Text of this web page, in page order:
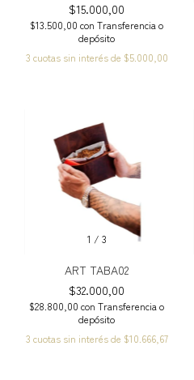
$15.000,00
$13.500,00 con Transferencia o
depósito
3 cuotas sin interés de $5.000,00
1 / 3
ART TABA02
$32.000,00
$28.800,00 con Transferencia o
depósito
3 cuotas sin interés de $10.666,67